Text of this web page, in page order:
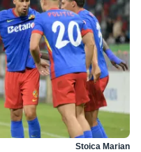
Stoica Marian